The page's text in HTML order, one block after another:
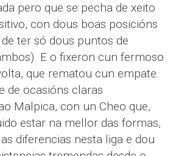
pero que se pecha de xeito
con dous boas posicións
ter só dous puntos de
E o fixeron cun fermoso
que rematou cun empate.
de ocasións claras
Malpica, con un Cheo que,
estar na mellor das formas,
diferencias nesta liga e dou